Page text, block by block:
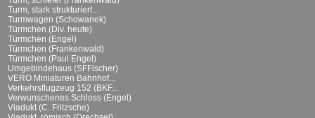
Turm, stark strukturiert...
Turmwagen (Schowanek)
Türmchen (Div. heute)
Türmchen (Engel)
Türmchen (Frankenwald)
Türmchen (Paul Engel)
Umgebindehaus (SFFischer)
VERO Miniaturen Bahnhof...
Verkehrsflugzeug 152 (BKF...
Verwunschenes Schloss (Engel)
Viadukt (C. Fritzsche)